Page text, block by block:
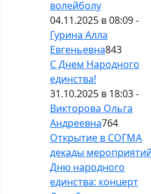
волейболу
04.11.2025 в 08:09 -
Гурина Алла
Евгеньевна843
С Днем Народного
единства!
31.10.2025 в 18:03 -
Викторова Ольга
Андреевна764
Открытие в СОГМА
декады
Дню народного
единства: концерт